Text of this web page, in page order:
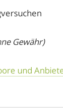
Gewähr)
und